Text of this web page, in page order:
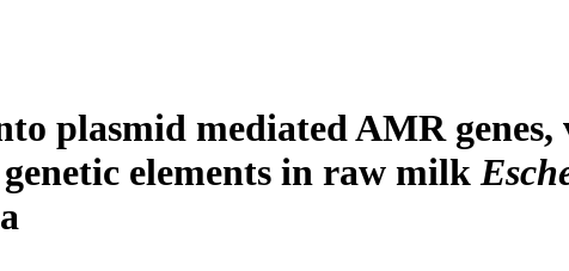
plasmid mediated AMR genes,
elements in raw milk